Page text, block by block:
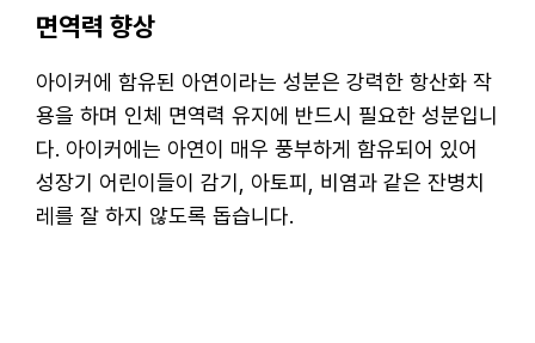
면역력 향상
아이커에 함유된 아연이라는 성분은 강력한 항산화 작
용을 하며 인체 면역력 유지에 반드시 필요한 성분입니
다. 아이커에는 아연이 매우 풍부하게 함유되어 있어
성장기 어린이들이 감기, 아토피, 비염과 같은 잔병치
레를 잘 하지 않도록 돕습니다.